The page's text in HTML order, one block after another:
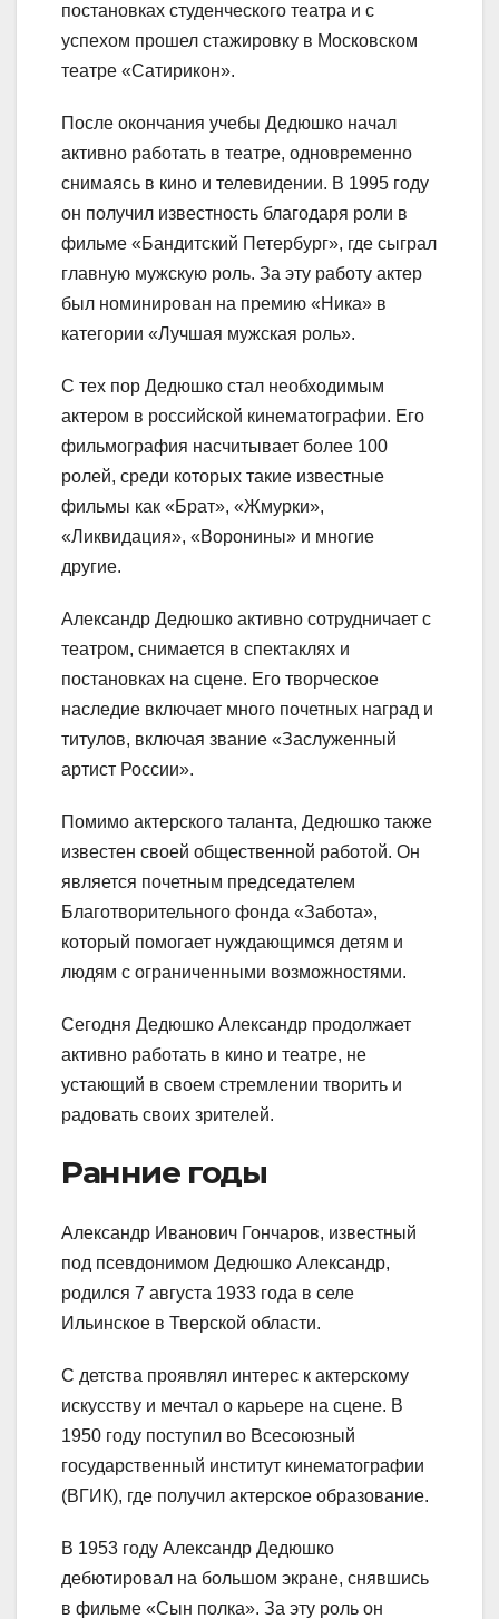
постановках студенческого театра и с
успехом прошел стажировку в Московском
театре «Сатирикон».
После окончания учебы Дедюшко начал
активно работать в театре, одновременно
снимаясь в кино и телевидении. В 1995 году
он получил известность благодаря роли в
фильме «Бандитский Петербург», где сыграл
главную мужскую роль. За эту работу актер
был номинирован на премию «Ника» в
категории «Лучшая мужская роль».
С тех пор Дедюшко стал необходимым
актером в российской кинематографии. Его
фильмография насчитывает более 100
ролей, среди которых такие известные
фильмы как «Брат», «Жмурки»,
«Ликвидация», «Воронины» и многие
другие.
Александр Дедюшко активно сотрудничает с
театром, снимается в спектаклях и
постановках на сцене. Его творческое
наследие включает много почетных наград и
титулов, включая звание «Заслуженный
артист России».
Помимо актерского таланта, Дедюшко также
известен своей общественной работой. Он
является почетным председателем
Благотворительного фонда «Забота»,
который помогает нуждающимся детям и
людям с ограниченными возможностями.
Сегодня Дедюшко Александр продолжает
активно работать в кино и театре, не
устающий в своем стремлении творить и
радовать своих зрителей.
Ранние годы
Александр Иванович Гончаров, известный
под псевдонимом Дедюшко Александр,
родился 7 августа 1933 года в селе
Ильинское в Тверской области.
С детства проявлял интерес к актерскому
искусству и мечтал о карьере на сцене. В
1950 году поступил во Всесоюзный
государственный институт кинематографии
(ВГИК), где получил актерское образование.
В 1953 году Александр Дедюшко
дебютировал на большом экране, снявшись
в фильме «Сын полка». За эту роль он